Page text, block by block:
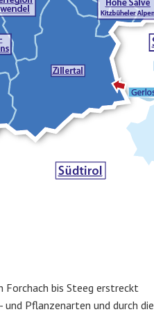
bis Steeg erstreckt
Pflanzenarten und durch die